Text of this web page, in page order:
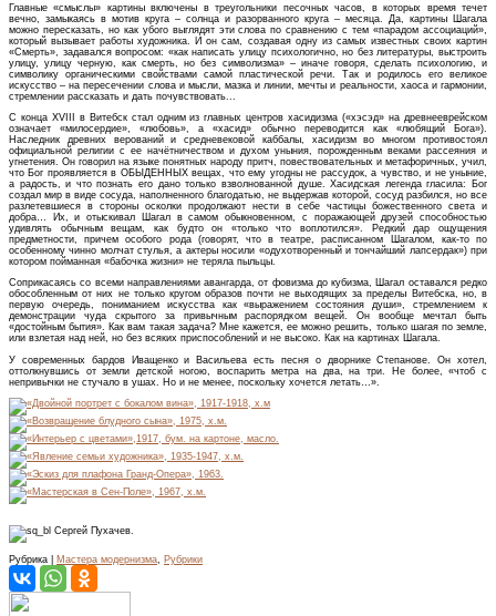
Главные «смыслы» картины включены в треугольники песочных часов, в которых время течет
вечно, замыкаясь в мотив круга – солнца и разорванного круга – месяца. Да, картины Шагала
можно пересказать, но как убого выглядят эти слова по сравнению с тем «парадом ассоциаций»,
который вызывает работы художника. И он сам, создавая одну из самых известных своих картин
«Смерть», задавался вопросом: «как написать улицу психологично, но без литературы, выстроить
улицу, улицу черную, как смерть, но без символизма» – иначе говоря, сделать психологию, и
символику органическими свойствами самой пластической речи. Так и родилось его великое
искусство – на пересечении слова и мысли, мазка и линии, мечты и реальности, хаоса и гармонии,
стремлении рассказать и дать почувствовать...
С конца ХVIII в Витебск стал одним из главных центров хасидизма («хэсэд» на древнееврейском
означает «милосердие», «любовь», а «хасид» обычно переводится как «любящий Бога»).
Наследник древних верований и средневековой каббалы, хасидизм во многом противостоял
официальной религии с ее начётничеством и духом уныния, порожденным веками рассеяния и
угнетения. Он говорил на языке понятных народу притч, повествовательных и метафоричных, учил,
что Бог проявляется в ОБЫДЕННЫХ вещах, что ему угодны не рассудок, а чувство, и не уныние,
а радость, и что познать его дано только взволнованной душе. Хасидская легенда гласила: Бог
создал мир в виде сосуда, наполненного благодатью, не выдержав которой, сосуд разбился, но все
разлетевшиеся в стороны осколки продолжают нести в себе частицы божественного света и
добра… Их, и отыскивал Шагал в самом обыкновенном, с поражающей друзей способностью
удивлять обычным вещам, как будто он «только что воплотился». Редкий дар ощущения
предметности, причем особого рода (говорят, что в театре, расписанном Шагалом, как-то по
особенному чинно молчат стулья, а актеры носили «одухотворенный и тончайший лапсердак») при
котором пойманная «бабочка жизни» не теряла пыльцы.
Соприкасаясь со всеми направлениями авангарда, от фовизма до кубизма, Шагал оставался редко
обособленным от них не только кругом образов почти не выходящих за пределы Витебска, но, в
первую очередь, пониманием искусства как «выражением состояния души», стремлением к
демонстрации чуда скрытого за привычным распорядком вещей. Он вообще мечтал быть
«достойным бытия». Как вам такая задача? Мне кажется, ее можно решить, только шагая по земле,
или взлетая над ней, но без всяких приспособлений и не высоко. Как на картинах Шагала.
У современных бардов Иващенко и Васильева есть песня о дворнике Степанове. Он хотел,
оттолкнувшись от земли детской ногою, воспарить метра на два, на три. Не более, «чтоб с
непривычки не стучало в ушах. Но и не менее, поскольку хочется летать…».
Сергей Пухачев.
Рубрика | Мастера модернизма Рубрики